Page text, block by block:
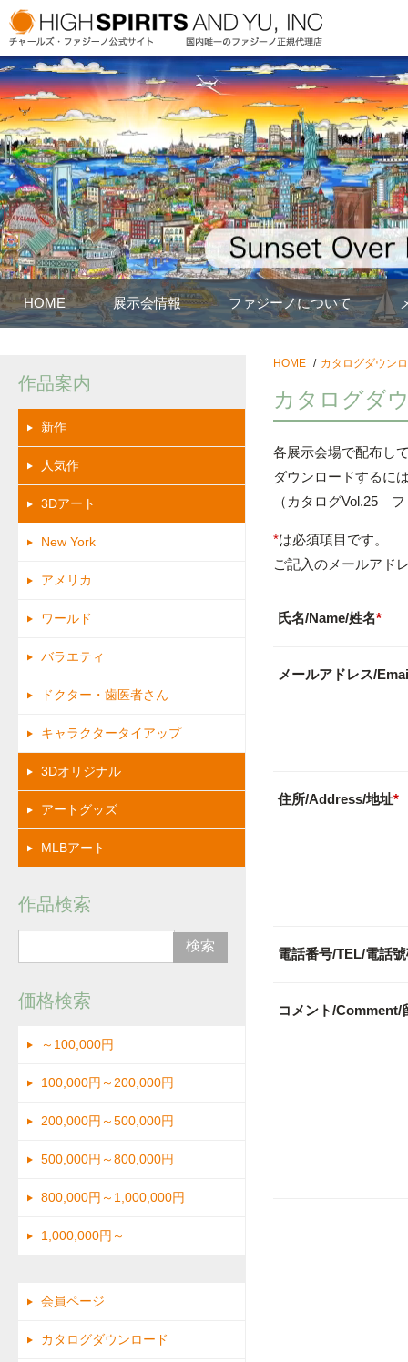
HOME 展示会情報 ファジーノについて
HOME カタログダウン
カタログダ
各展示会場で配布し
ダウンロードするに
（カタログVol.25
*は必須項目です。
ご記入のメールアド
氏名/Name/姓名*
メールアドレス/
住所/Address/地址*
電話番号/TEL/電話
コメント/Comment/
作品案内
新作
人気作
3Dアート
New York
アメリカ
ワールド
バラエティ
ドクター・歯医者さん
キャラクタータイアップ
3Dオリジナル
アートグッズ
MLBアート
作品検索
価格検索
～100,000円
100,000円～200,000円
200,000円～500,000円
500,000円～800,000円
800,000円～1,000,000円
1,000,000円～
会員ページ
カタログダウンロード